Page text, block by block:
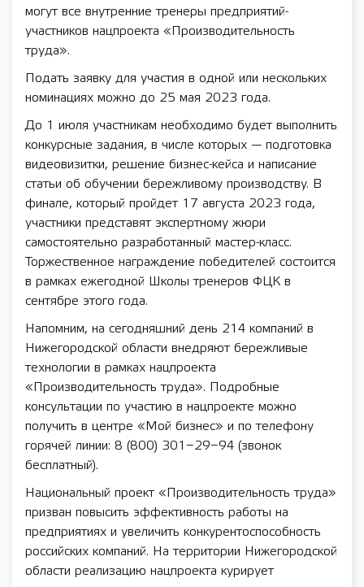
могут все внутренние тренеры предприятий-
участников нацпроекта «Производительность
труда».
Подать заявку для участия в одной или нескольких
номинациях можно до 25 мая 2023 года.
До 1 июля участникам необходимо будет выполнить
конкурсные задания, в числе которых — подготовка
видеовизитки, решение бизнес-кейса и написание
статьи об обучении бережливому производству. В
финале, который пройдет 17 августа 2023 года,
участники представят экспертному жюри
самостоятельно разработанный мастер-класс.
Торжественное награждение победителей состоится
в рамках ежегодной Школы тренеров ФЦК в
сентябре этого года.
Напомним, на сегодняшний день 214 компаний в
Нижегородской области внедряют бережливые
технологии в рамках нацпроекта
«Производительность труда». Подробные
консультации по участию в нацпроекте можно
получить в центре «Мой бизнес» и по телефону
горячей линии: 8 (800) 301−29−94 (звонок
бесплатный).
Национальный проект «Производительность труда»
призван повысить эффективность работы на
предприятиях и увеличить конкурентоспособность
российских компаний. На территории Нижегородской
области реализацию нацпроекта курирует